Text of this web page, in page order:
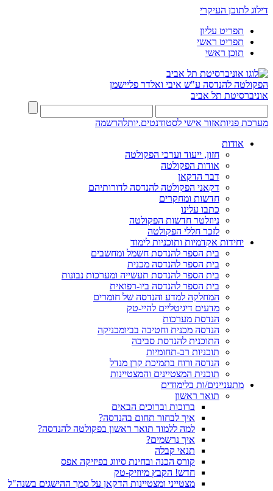
דילוג לתוכן העיקרי
תפריט עליון
תפריט ראשי
תוכן ראשי
הפקולטה להנדסה ע"ש איבי ואלדר פליישמן
אוניברסיטת תל אביב
מערכת פניותאזור אישי לסטודנטים.יותלהרשמה
אודות
חזון, ייעוד וערכי הפקולטה
אודות הפקולטה
דבר הדקאן
דקאני הפקולטה להנדסה לדורותיהם
חדשות ומחקרים
כתבו עלינו
ניוזלטר חדשות הפקולטה
לזכר חללי הפקולטה
יחידות אקדמיות ותוכניות לימוד
בית הספר להנדסת חשמל ומחשבים
בית הספר להנדסה מכנית
בית הספר להנדסת תעשייה ומערכות נבונות
בית הספר להנדסה ביו-רפואית
המחלקה למדע והנדסה של חומרים
מדעים דיגיטליים להיי-טק
הנדסת מערכות
הנדסה מכנית וחטיבה בביומכניקה
התוכנית להנדסת סביבה
תוכניות רב-תחומיות
הנדסה ורוח בתמיכת קרן מנדל
תוכנית המצטיינים והמצטיינות
מתעניינים/ות בלימודים
תואר ראשון
ברוכות וברוכים הבאים
איך לבחור תחום בהנדסה?
למה ללמוד תואר ראשון בפקולטה להנדסה?
איך נרשמים?
תנאי קבלה
קורס הכנה ובחינת סיווג בפיזיקה אפס
חדש! הקבץ מיוזיק-טק
מצטייני ומצטיינות הדקאן על סמך ההישגים בשנה"ל